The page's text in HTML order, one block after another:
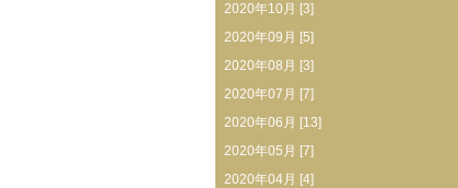
2020年10月 [3]
2020年09月 [5]
2020年08月 [3]
2020年07月 [7]
2020年06月 [13]
2020年05月 [7]
2020年04月 [4]